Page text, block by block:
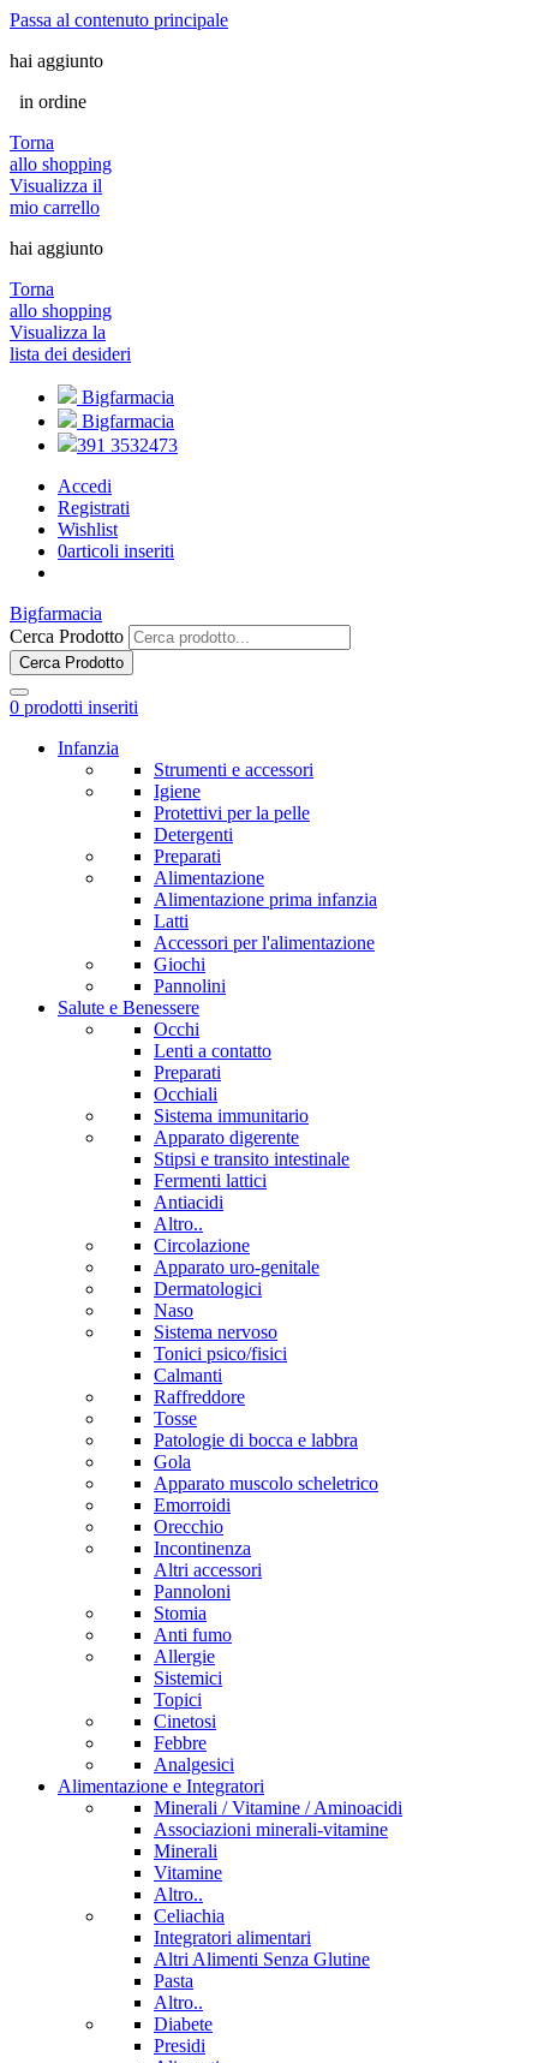
Passa al contenuto principale
hai aggiunto
in ordine
Torna
allo shopping
Visualizza il
mio carrello
hai aggiunto
Torna
allo shopping
Visualizza la
lista dei desideri
Bigfarmacia
Bigfarmacia
391 3532473
Accedi
Registrati
Wishlist
0articoli inseriti
Bigfarmacia
Cerca Prodotto
Cerca Prodotto
0 prodotti inseriti
Infanzia
Strumenti e accessori
Igiene
Protettivi per la pelle
Detergenti
Preparati
Alimentazione
Alimentazione prima infanzia
Latti
Accessori per l'alimentazione
Giochi
Pannolini
Salute e Benessere
Occhi
Lenti a contatto
Preparati
Occhiali
Sistema immunitario
Apparato digerente
Stipsi e transito intestinale
Fermenti lattici
Antiacidi
Altro..
Circolazione
Apparato uro-genitale
Dermatologici
Naso
Sistema nervoso
Tonici psico/fisici
Calmanti
Raffreddore
Tosse
Patologie di bocca e labbra
Gola
Apparato muscolo scheletrico
Emorroidi
Orecchio
Incontinenza
Altri accessori
Pannoloni
Stomia
Anti fumo
Allergie
Sistemici
Topici
Cinetosi
Febbre
Analgesici
Alimentazione e Integratori
Minerali / Vitamine / Aminoacidi
Associazioni minerali-vitamine
Minerali
Vitamine
Altro..
Celiachia
Integratori alimentari
Altri Alimenti Senza Glutine
Pasta
Altro..
Diabete
Presidi